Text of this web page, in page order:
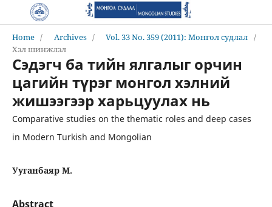
Home / Archives / Vol. 33 No. 359 (2011): Монгол судлал /
Хэл шинжлэл
Сэдэгч ба тийн ялгалыг орчин
цагийн түрэг монгол хэлний
жишээгээр харьцуулах нь
Comparative studies on the thematic roles and deep cases
in Modern Turkish and Mongolian
Ууганбаяр М.
Abstract